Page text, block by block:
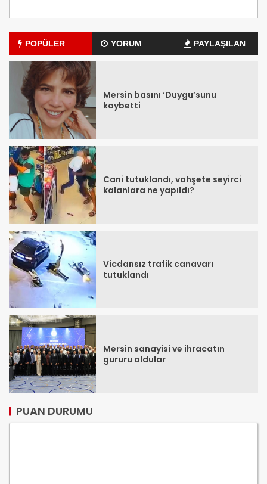
POPÜLER YORUM PAYLAŞILAN
Mersin basını ‘Duygu’sunu
kaybetti
Cani tutuklandı, vahşete seyirci
kalanlara ne yapıldı?
Vicdansız trafik canavarı
tutuklandı
Mersin sanayisi ve ihracatın
gururu oldular
PUAN DURUMU